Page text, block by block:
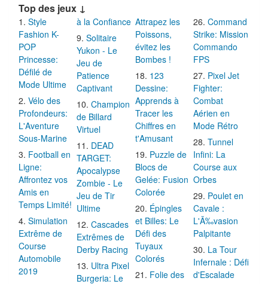
Top des jeux ↓
Style
Fashion K-
POP
Princesse:
Défilé de
Mode Ultime
Vélo des
Profondeurs:
L'Aventure
Sous-Marine
Football en
Ligne:
Affrontez vos
Amis en
Temps Limité!
Simulation
Extrême de
Course
Automobile
2019
à la Confiance
Solitaire
Yukon - Le
Jeu de
Patience
Captivant
Champion
de Billard
Virtuel
DEAD
TARGET:
Apocalypse
Zombie - Le
Jeu de Tir
Ultime
Cascades
Extrêmes de
Derby Racing
Ultra Pixel
Burgeria: Le
Attrapez les
Poissons,
évitez les
Bombes !
123
Dessine:
Apprends à
Tracer les
Chiffres en
t'Amusant
Puzzle de
Blocs de
Gelée: Fusion
Colorée
Épingles
et Billes: Le
Défi des
Tuyaux
Colorés
Folie des
Command
Strike: Mission
Commando
FPS
Pixel Jet
Fighter:
Combat
Aérien en
Mode Rétro
Tunnel
Infini: La
Course aux
Orbes
Poulet en
Cavale :
L'Ã‰vasion
Palpitante
La Tour
Infernale : Défi
d'Escalade